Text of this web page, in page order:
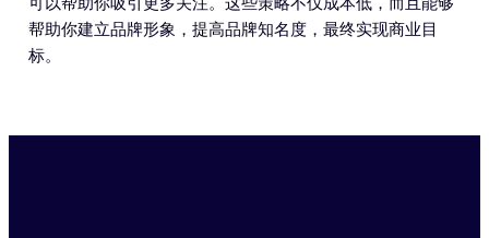
帮助你建立品牌形象，提高品牌知名度，最终实现商业目
标。